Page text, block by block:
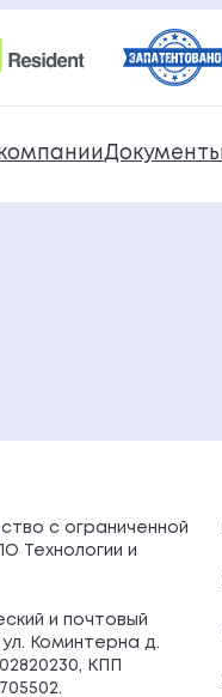
Документы
с ограниченной
Технологии и
и почтовый
ул. Коминтерна д.
КПП